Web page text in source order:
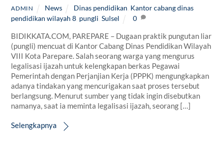
ADMIN News Dinas pendidikan Kantor cabang dinas
pendidikan wilayah 8 pungli ,Sulsel 0
BIDIKKATA.COM, PAREPARE – Dugaan praktik pungutan liar
(pungli) mencuat di Kantor Cabang Dinas Pendidikan Wilayah
VIII Kota Parepare. Salah seorang warga yang mengurus
legalisasi ijazah untuk kelengkapan berkas Pegawai
Pemerintah dengan Perjanjian Kerja (PPPK) mengungkapkan
adanya tindakan yang mencurigakan saat proses tersebut
berlangsung. Menurut sumber yang tidak ingin disebutkan
namanya, saat ia meminta legalisasi ijazah, seorang […]
Selengkapnya